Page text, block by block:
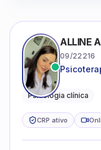
ALLINE
09/22216
Psicologia clínica
CRP ativo